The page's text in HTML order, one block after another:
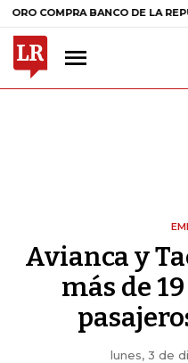
BANCO DE LA REPÚBLICA
Avianca y
más de
lunes, 3 de